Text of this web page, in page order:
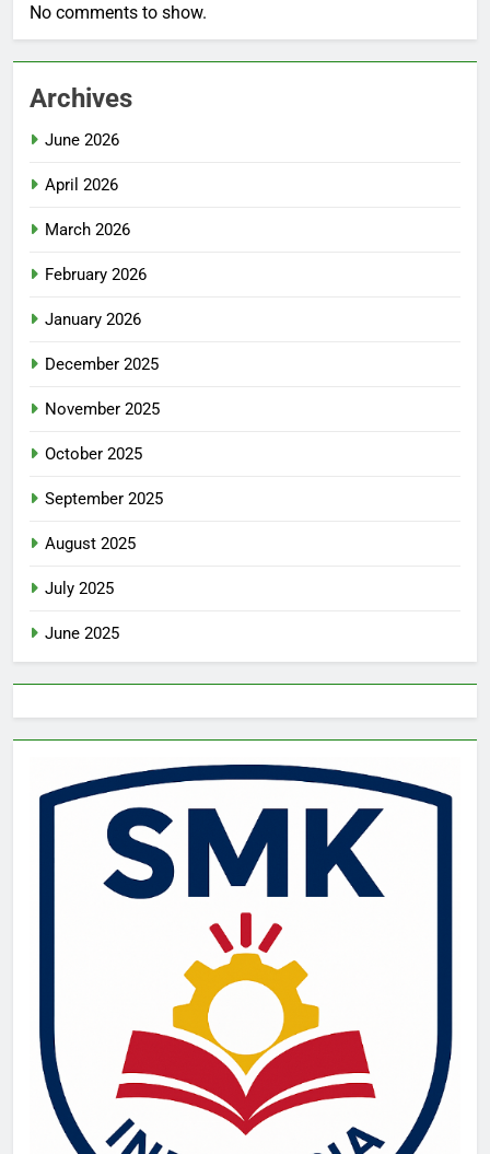
No comments to show.
Archives
June 2026
April 2026
March 2026
February 2026
January 2026
December 2025
November 2025
October 2025
September 2025
August 2025
July 2025
June 2025